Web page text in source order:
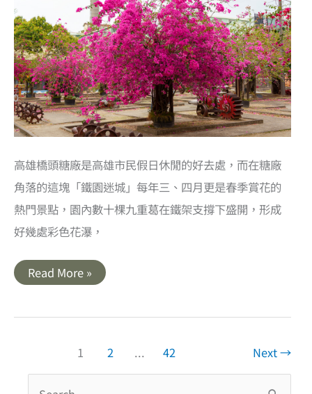
高雄橋頭糖廠是高雄市民假日休閒的好去處，而在糖廠
角落的這塊「鐵園迷城」每年三、四月更是春季賞花的
熱門景點，園內數十棵九重葛在鐵架支撐下盛開，形成
好幾處彩色花瀑，
高
雄
頭
迷
Read More »
1 2 ... 42 Next→